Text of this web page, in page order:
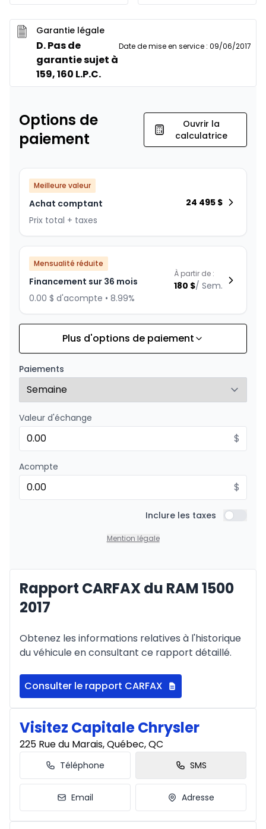
Garantie légale
D. Pas de
garantie sujet à
159, 160 L.P.C.
Date de mise en service : 09/06/2017
Options de
paiement
Ouvrir la
calculatrice
Meilleure valeur
Achat comptant
Prix total + taxes
24 495 $
Mensualité réduite
Financement sur 36 mois
0.00 $ d'acompte • 8.99%
À partir de :
180 $/ Sem.
Financement sur 24 mois
0.00 $ d'acompte • 8.99%
À partir de :
Plus d'options de paiement
Paiements
Valeur d'échange
$
Acompte
$
Inclure les taxes Inclure
Mention légale
Rapport CARFAX du RAM 1500
2017
Obtenez les informations relatives à l'historique
du véhicule en consultant ce rapport détaillé.
Consulter le rapport CARFAX
Visitez Capitale Chrysler
225 Rue du Marais, Québec, QC
Téléphone SMS
Email Adresse